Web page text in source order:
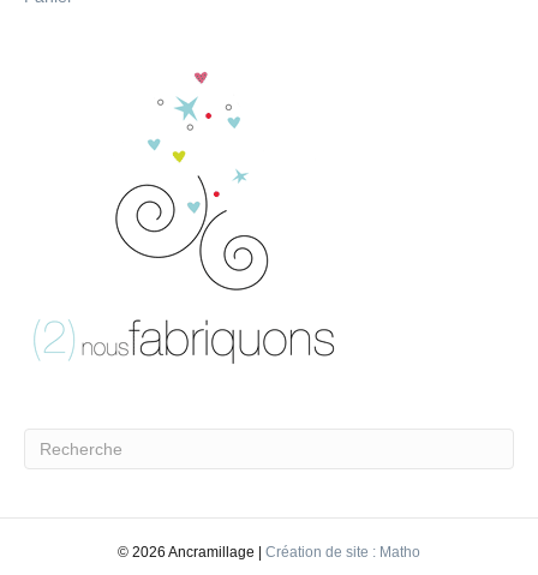
© 2026 Ancramillage | Création de site : Matho